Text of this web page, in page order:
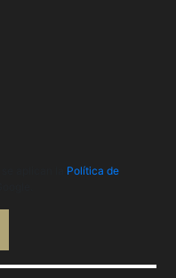
Política de